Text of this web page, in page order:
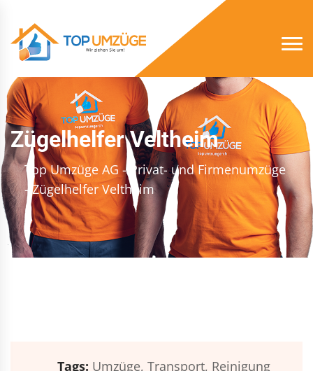
Zügelhelfer Veltheim
Top Umzüge AG - Privat- und Firmenumzüge
- Zügelhelfer Veltheim
Tags: Umzüge, Transport, Reinigung